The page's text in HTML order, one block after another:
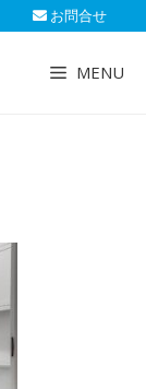
お問合せ
MENU